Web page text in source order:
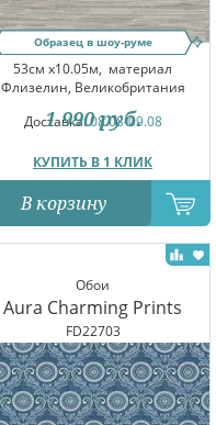
Образец в шоу-руме
53см x10.05м, материал
Флизелин, Великобритания
Доставка:08.08-09.08
КУПИТЬ В 1 КЛИК
1 990 руб.
В корзину
Обои
Aura Charming Prints
FD22703